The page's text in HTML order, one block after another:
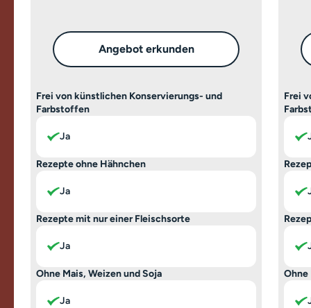
Angebot erkunden
Frei von künstlichen Konservierungs- und
Farbstoffen
Ja
Rezepte ohne Hähnchen
Ja
Rezepte mit nur einer Fleischsorte
Ja
Ohne Mais, Weizen und Soja
Ja
Frei
Ohne